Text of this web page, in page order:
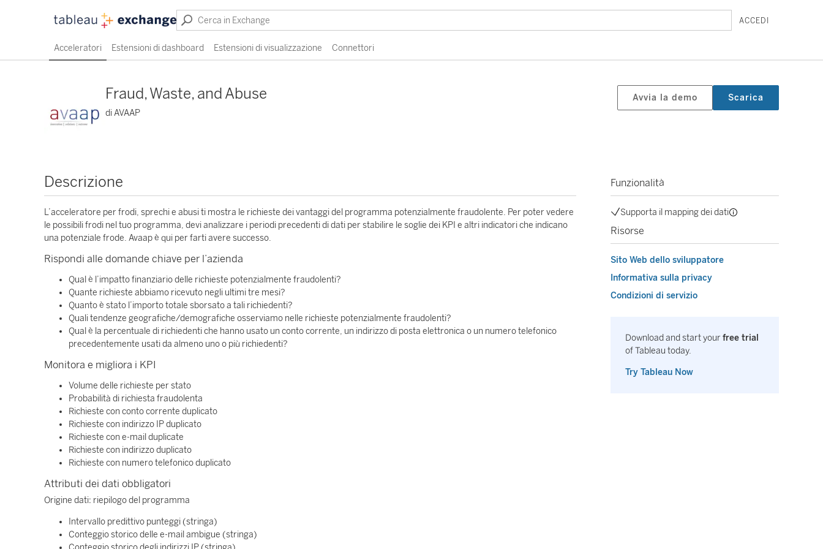
ACCEDI
Acceleratori Estensioni di dashboard Estensioni di visualizzazione Connettori
Fraud, Waste, and Abuse
di AVAAP
Avvia la demo Scarica
Descrizione
L’acceleratore per frodi, sprechi e abusi ti mostra le richieste dei vantaggi del programma potenzialmente fraudolente. Per poter vedere
le possibili frodi nel tuo programma, devi analizzare i periodi precedenti di dati per stabilire le soglie dei KPI e altri indicatori che indicano
una potenziale frode. Avaap è qui per farti avere successo.
Rispondi alle domande chiave per l’azienda
Qual è l’impatto finanziario delle richieste potenzialmente fraudolenti?
Quante richieste abbiamo ricevuto negli ultimi tre mesi?
Quanto è stato l’importo totale sborsato a tali richiedenti?
Quali tendenze geografiche/demografiche osserviamo nelle richieste potenzialmente fraudolenti?
Qual è la percentuale di richiedenti che hanno usato un conto corrente, un indirizzo di posta elettronica o un numero telefonico
precedentemente usati da almeno uno o più richiedenti?
Monitora e migliora i KPI
Volume delle richieste per stato
Probabilità di richiesta fraudolenta
Richieste con conto corrente duplicato
Richieste con indirizzo IP duplicato
Richieste con e-mail duplicate
Richieste con indirizzo duplicato
Richieste con numero telefonico duplicato
Attributi dei dati obbligatori
Origine dati: riepilogo del programma
Intervallo predittivo punteggi (stringa)
Conteggio storico delle e-mail ambigue (stringa)
Funzionalità
Supporta il mapping dei dati
Risorse
Sito Web dello sviluppatore
Informativa sulla privacy
Condizioni di servizio
Download and start yourfree trial
of Tableau today.
Try Tableau Now